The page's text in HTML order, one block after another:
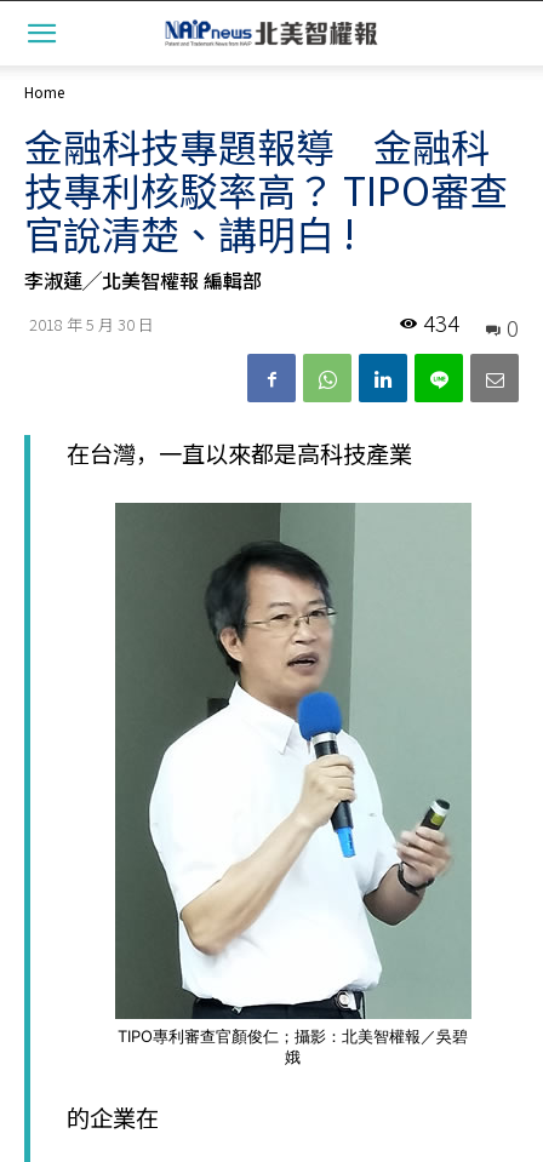
Home
金融科技專題報導 金融科
技專利核駁率高？ TIPO審查
官說清楚、講明白 !
李淑蓮╱北美智權報 編輯部
2018 年 5 月 30 日 0
434
在台灣，一直以來都是高科技產業
TIPO專利審查官顏俊仁；攝影：北美智權報／吳碧
娥
的企業在